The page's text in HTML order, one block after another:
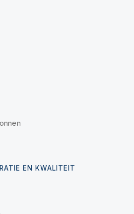
EN KWALITEIT